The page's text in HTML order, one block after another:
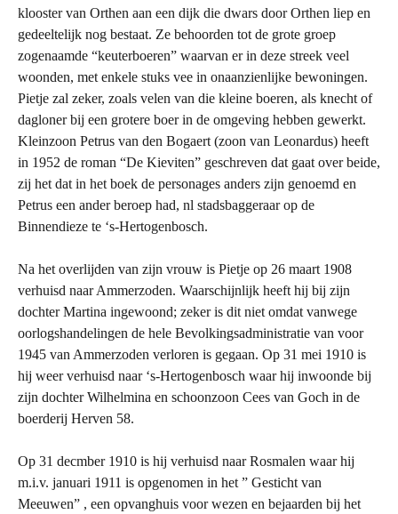
klooster van Orthen aan een dijk die dwars door Orthen liep en
gedeeltelijk nog bestaat. Ze behoorden tot de grote groep
zogenaamde “keuterboeren” waarvan er in deze streek veel
woonden, met enkele stuks vee in onaanzienlijke bewoningen.
Pietje zal zeker, zoals velen van die kleine boeren, als knecht of
dagloner bij een grotere boer in de omgeving hebben gewerkt.
Kleinzoon Petrus van den Bogaert (zoon van Leonardus) heeft
in 1952 de roman “De Kieviten” geschreven dat gaat over beide,
zij het dat in het boek de personages anders zijn genoemd en
Petrus een ander beroep had, nl stadsbaggeraar op de
Binnendieze te ‘s-Hertogenbosch.
Na het overlijden van zijn vrouw is Pietje op 26 maart 1908
verhuisd naar Ammerzoden. Waarschijnlijk heeft hij bij zijn
dochter Martina ingewoond; zeker is dit niet omdat vanwege
oorlogshandelingen de hele Bevolkingsadministratie van voor
1945 van Ammerzoden verloren is gegaan. Op 31 mei 1910 is
hij weer verhuisd naar ‘s-Hertogenbosch waar hij inwoonde bij
zijn dochter Wilhelmina en schoonzoon Cees van Goch in de
boerderij Herven 58.
Op 31 decmber 1910 is hij verhuisd naar Rosmalen waar hij
m.i.v. januari 1911 is opgenomen in het ” Gesticht van
Meeuwen” , een opvanghuis voor wezen en bejaarden bij het